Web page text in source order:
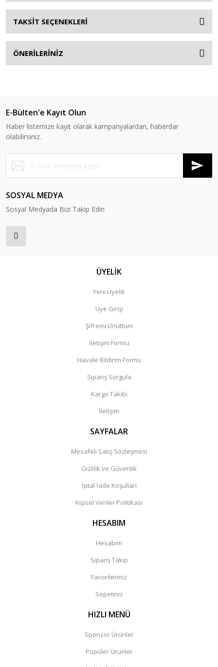
TAKSİT SEÇENEKLERİ
ÖNERİLERİNİZ
E-Bülten'e Kayıt Olun
Haber listemize kayıt olarak kampanyalardan, haberdar
olabilirsiniz.
SOSYAL MEDYA
Sosyal Medyada Bizi Takip Edin
ÜYELİK
Yeni Üyelik
Üye Girişi
Şifremi Unuttum
İletişim Formu
Havale Bildirim Formu
Sipariş Sorgula
Kargo Takibi
İletişim
SAYFALAR
Mesafeli Satış Sözleşmesi
Gizlilik ve Güvenlik
İptal İade Koşullari
Kişisel Veriler Politikası
HESABIM
Hesabım
Sipariş Takip
Favorileriniz
Sepetiniz
HIZLI MENÜ
Sponsor Ürünler
Popüler Ürünler